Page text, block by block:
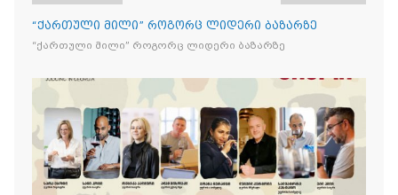
“ქართული მილი” როგორც ლიდერი ბაზარზე
“ქართული მილი” როგორც ლიდერი ბაზარზე